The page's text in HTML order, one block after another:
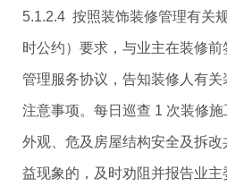
5.1.2.4 按照装饰装修管理有关
时公约）要求，与业主在装修
管理服务协议，告知装修人有
注意事项。每日巡查 1 次装修
外观、危及房屋结构安全及拆改
益现象的，及时劝阻并报告业